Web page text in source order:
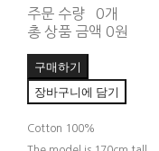
주문 수량
0개
총 상품 금액 0원
구매하기
장바구니에 담기
Cotton 100%